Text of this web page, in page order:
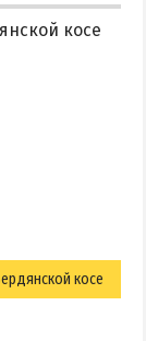
косе